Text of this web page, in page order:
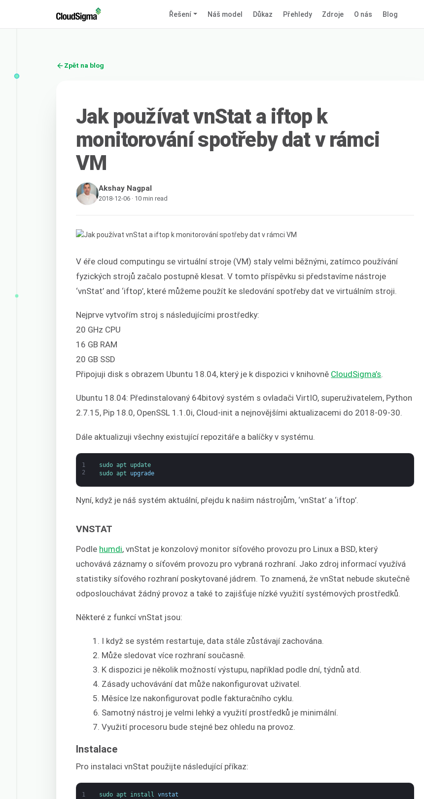
Řešení Náš model Důkaz Přehledy Zdroje O nás Blog
Zpět na blog
Jak používat vnStat a iftop k
monitorování spotřeby dat v rámci
VM
Akshay Nagpal
2018-12-06 · 10 min read
V éře cloud computingu se virtuální stroje (VM) staly velmi běžnými, zatímco používání
fyzických strojů začalo postupně klesat. V tomto příspěvku si představíme nástroje
‘vnStat’ and ‘iftop’, které můžeme použít ke sledování spotřeby dat ve virtuálním stroji.
Nejprve vytvořím stroj s následujícími prostředky:
20 GHz CPU
16 GB RAM
20 GB SSD
Připojuji disk s obrazem Ubuntu 18.04, který je k dispozici v knihovně CloudSigma’s
Ubuntu 18.04: Předinstalovaný 64bitový systém s ovladači VirtIO, superuživatelem, Python
2.7.15, Pip 18.0, OpenSSL 1.1.0i, Cloud-init a nejnovějšími aktualizacemi do 2018-09-30.
Dále aktualizuji všechny existující repozitáře a balíčky v systému.
1
2
sudo apt update
sudo apt upgrade
Nyní, když je náš systém aktuální, přejdu k našim nástrojům, ‘vnStat’ a ‘iftop’.
VNSTAT
Podle humdi, vnStat je konzolový monitor síťového provozu pro Linux a BSD, který
uchovává záznamy o síťovém provozu pro vybraná rozhraní. Jako zdroj informací využívá
statistiky síťového rozhraní poskytované jádrem. To znamená, že vnStat nebude skutečně
odposlouchávat žádný provoz a také to zajišťuje nízké využití systémových prostředků.
Některé z funkcí vnStat jsou:
I když se systém restartuje, data stále zůstávají zachována.
Může sledovat více rozhraní současně.
K dispozici je několik možností výstupu, například podle dní, týdnů atd.
Zásady uchovávání dat může nakonfigurovat uživatel.
Měsíce lze nakonfigurovat podle fakturačního cyklu.
Samotný nástroj je velmi lehký a využití prostředků je minimální.
Využití procesoru bude stejné bez ohledu na provoz.
Instalace
Pro instalaci vnStat použijte následující příkaz:
1 sudo apt install vnstat